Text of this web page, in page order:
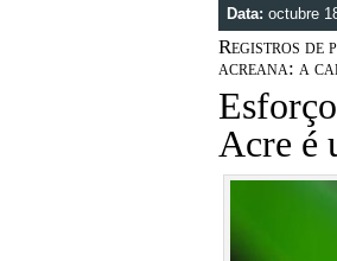
Data: octubre
Registros de
acreana: a
Acre é